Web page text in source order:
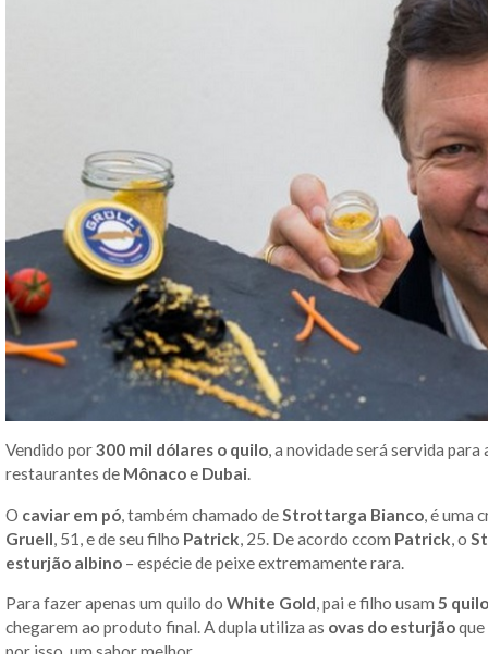
Vendido por300 mil dólares o quilo, a novidade será servida
restaurantes de Mônacoe Dubai.
O caviar em pó, também chamado deStrottarga Bianco, é uma
Gruell, 51, e de seu filho Patrick, 25. De acordo ccom Patrick, o
esturjão albino – espécie de peixe extremamente rara.
Para fazer apenas um quilo do White Gold, pai e filho usam 5
chegarem ao produto final. A dupla utiliza as ovas do esturjão